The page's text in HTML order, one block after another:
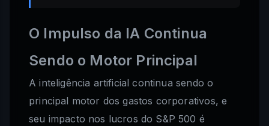
O Impulso da IA Continua
Sendo o Motor Principal
A inteligência artificial continua sendo o
principal motor dos gastos corporativos, e
seu impacto nos lucros do S&P 500 é